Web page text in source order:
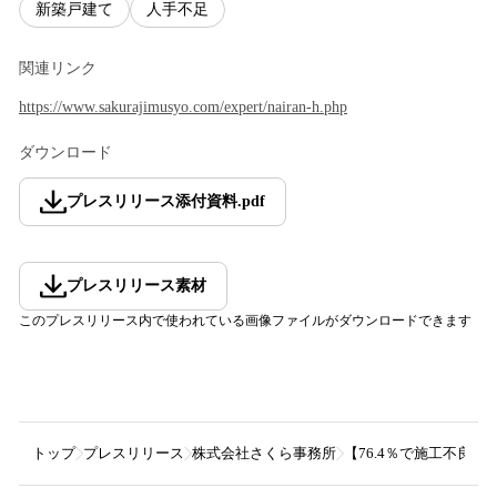
新築戸建て 人手不足
関連リンク
https://www.sakurajimusyo.com/expert/nairan-h.php
ダウンロード
プレスリリース添付資料.pdf
プレスリリース素材
このプレスリリース内で使われている画像ファイルがダウンロードできます
トップ プレスリリース 株式会社さくら事務所 【76.4％で施工不良